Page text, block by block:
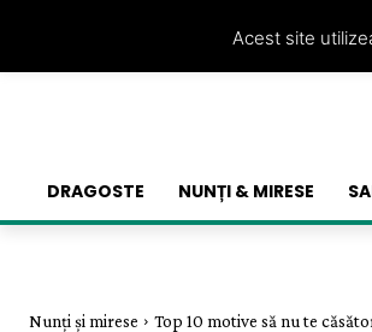
DRAGOSTE NUNȚI & MIRESE
Nunți și mirese Top 10 motive să nu te
Acest site